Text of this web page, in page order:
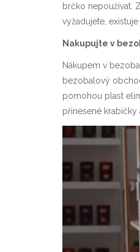
brčko nepoužívat.
vyžadujete,
Nakupujte v
Nákupem v
bezobalový
pomohou plast
přinesené krabičky